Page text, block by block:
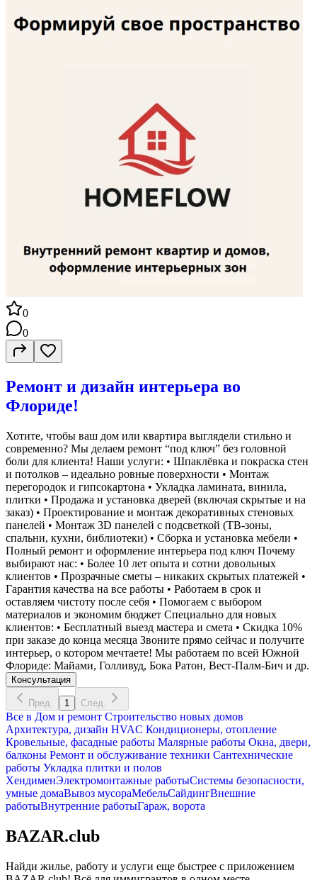
0
0
Ремонт и дизайн интерьера во
Флориде!
Хотите, чтобы ваш дом или квартира выглядели стильно и
современно? Мы делаем ремонт “под ключ” без головной
боли для клиента! Наши услуги: • Шпаклёвка и покраска стен
и потолков – идеально ровные поверхности • Монтаж
перегородок и гипсокартона • Укладка ламината, винила,
плитки • Продажа и установка дверей (включая скрытые и на
заказ) • Проектирование и монтаж декоративных стеновых
панелей • Монтаж 3D панелей с подсветкой (ТВ-зоны,
спальни, кухни, библиотеки) • Сборка и установка мебели •
Полный ремонт и оформление интерьера под ключ Почему
выбирают нас: • Более 10 лет опыта и сотни довольных
клиентов • Прозрачные сметы – никаких скрытых платежей •
Гарантия качества на все работы • Работаем в срок и
оставляем чистоту после себя • Помогаем с выбором
материалов и экономим бюджет Специально для новых
клиентов: • Бесплатный выезд мастера и смета • Скидка 10%
при заказе до конца месяца Звоните прямо сейчас и получите
интерьер, о котором мечтаете! Мы работаем по всей Южной
Флориде: Майами, Голливуд, Бока Ратон, Вест-Палм-Бич и др.
Консультация
Пред. 1 След.
Все в Дом и ремонт Строительство новых домов
Архитектура, дизайн HVAC Кондиционеры, oтопление
Кровельные, фасадные работы Малярные работы Окна, двери,
балконы Ремонт и обслуживание техники Сантехнические
работы Укладка плитки и полов
ХендименЭлектромонтажные работыСистемы безопасности,
умные домаВывоз мусораМебельСайдингВнешние
работыВнутренние работыГараж, ворота
BAZAR.club
Найди жилье, работу и услуги еще быстрее с приложением